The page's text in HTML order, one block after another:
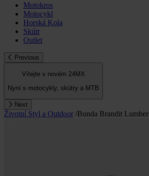
Motokros
Motocykl
Horská Kola
Skútr
Outlet
Previous
Vítejte v novém 24MX
Nyní s motocykly, skútry a MTB
Next
Životní Styl a Outdoor /Bunda Brandit Lumber